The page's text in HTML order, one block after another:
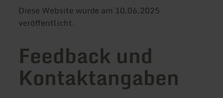
Diese Website wurde am 10.06.2025
veröffentlicht.
Feedback und
Kontaktangaben